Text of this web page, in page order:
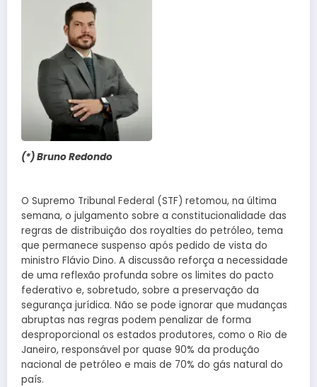
(*) Bruno Redondo
O Supremo Tribunal Federal (STF) retomou, na última
semana, o julgamento sobre a constitucionalidade das
regras de distribuição dos royalties do petróleo, tema
que permanece suspenso após pedido de vista do
ministro Flávio Dino. A discussão reforça a necessidade
de uma reflexão profunda sobre os limites do pacto
federativo e, sobretudo, sobre a preservação da
segurança jurídica. Não se pode ignorar que mudanças
abruptas nas regras podem penalizar de forma
desproporcional os estados produtores, como o Rio de
Janeiro, responsável por quase 90% da produção
nacional de petróleo e mais de 70% do gás natural do
país.